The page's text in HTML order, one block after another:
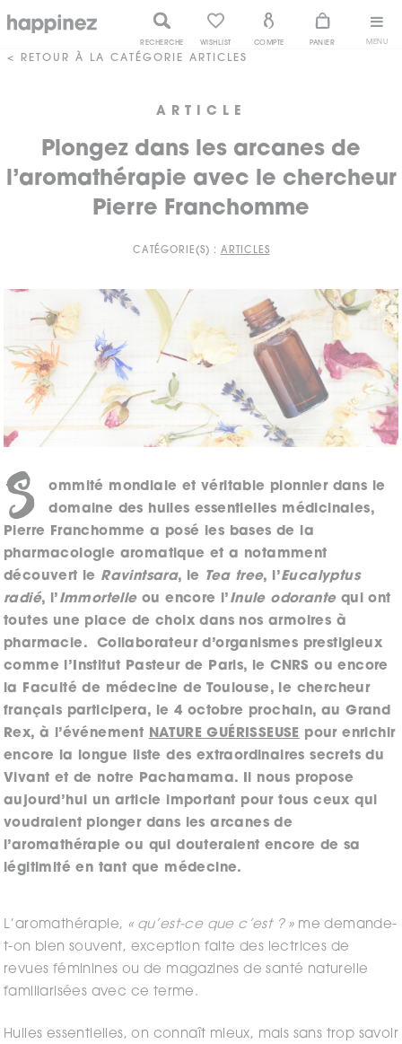
MENU
RECHERCHE WISHLIST COMPTE PANIER
< RETOUR À LA CATÉGORIE ARTICLES
ARTICLE
Plongez dans les arcanes de
l’aromathérapie avec le chercheur
Pierre Franchomme
CATÉGORIE(S) : ARTICLES
S
ommité mondiale et véritable pionnier dans le
domaine des huiles essentielles médicinales,
Pierre Franchomme a posé les bases de la
pharmacologie aromatique et a notamment
découvert le Ravintsara, le Tea tree, l’Eucalyptus
radié, l’ Immortelleou encore l’ Inule odorante qui ont
toutes une place de choix dans nos armoires à
pharmacie. Collaborateur d’organismes prestigieux
comme l’Institut Pasteur de Paris, le CNRS ou encore
la Faculté de médecine de Toulouse, le chercheur
français participera, le 4 octobre prochain, au Grand
Rex, à l’événement NATURE GUÉRISSEUSE
pour enrichir
encore la longue liste des extraordinaires secrets du
Vivant et de notre Pachamama. Il nous propose
aujourd’hui un article important pour tous ceux qui
voudraient plonger dans les arcanes de
l’aromathérapie ou qui douteraient encore de sa
légitimité en tant que médecine.
L’aromathérapie, « qu’est-ce que c’est ? »me demande-
t-on bien souvent, exception faite des lectrices de
revues féminines ou de magazines de santé naturelle
familiarisées avec ce terme.
Huiles essentielles, on connaît mieux, mais sans trop savoir